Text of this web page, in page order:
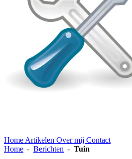
Home Artikelen Over mij Contact
Home
Berichten Tuin